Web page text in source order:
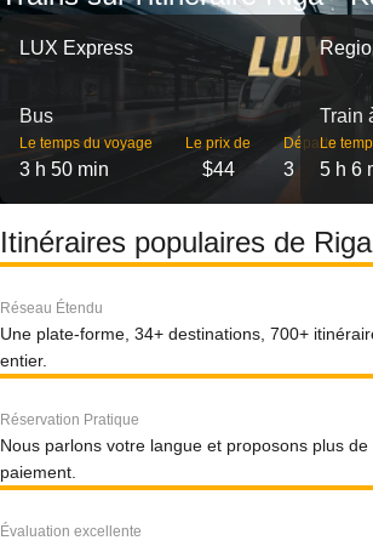
LUX Express
Bus
Le temps du voyage
3 h 50 min
Le prix de
$44
Départs
3
Train
Le
5 h 6
Itinéraires populaires de
Réseau Étendu
Une plate-forme, 34+ destinations, 700+
entier.
Réservation Pratique
Nous parlons votre langue et proposons plus
paiement.
Évaluation excellente